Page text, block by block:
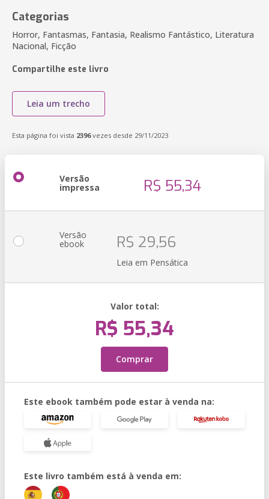
Categorias
Horror, Fantasmas, Fantasia, Realismo Fantástico, Literatura
Nacional, Ficção
Compartilhe este livro
Leia um trecho
Esta página foi vista 2396vezes desde 29/11/2023
Versão
impressa R$ 55,34
Versão
ebook R$ 29,56
Leia em Pensática
Valor total:
R$ 55,34
Comprar
Este ebook também pode estar à venda na:
Este livro também está à venda em: